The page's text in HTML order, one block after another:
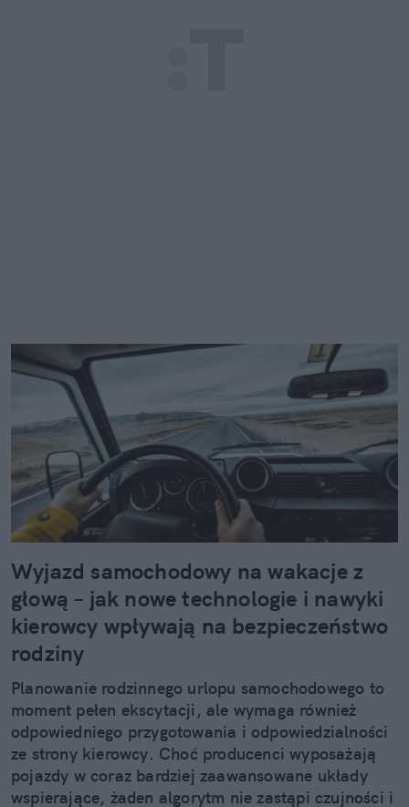
Wyjazd samochodowy na wakacje z
głową – jak nowe technologie i nawyki
kierowcy wpływają na bezpieczeństwo
rodziny
Planowanie rodzinnego urlopu samochodowego to
moment pełen ekscytacji, ale wymaga również
odpowiedniego przygotowania i odpowiedzialności
ze strony kierowcy. Choć producenci wyposażają
pojazdy w coraz bardziej zaawansowane układy
wspierające, żaden algorytm nie zastąpi czujności i